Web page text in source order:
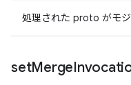
処理された proto がモジ
setMerge